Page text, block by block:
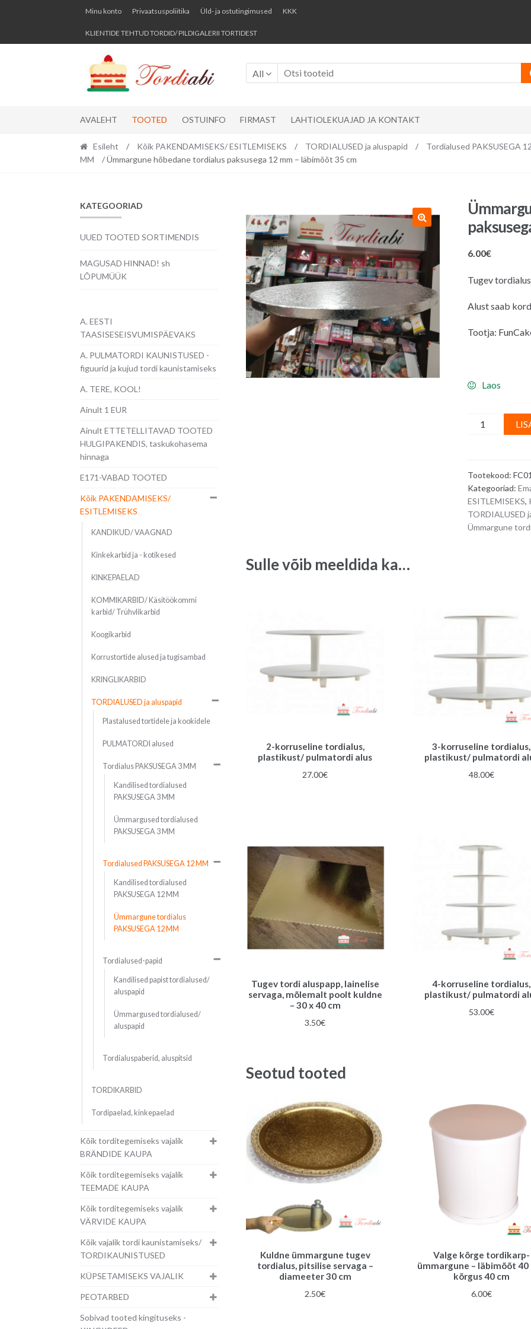
Skip
navigation
Skip
content
Minu konto Privaatsuspoliitika Üld- ja ostutingimused KKK
KLIENTIDE TEHTUD TORDID/ PILDIGALERII TORTIDEST
All
AVALEHT TOOTED OSTUINFO FIRMAST LAHTIOLEKUAJAD JA KONTAKT
Esileht / Kõik PAKENDAMISEKS/ ESITLEMISEKS / TORDIALUSED ja aluspapid /
Tordialused PAKSUSEGA
MM
/ Ümmargune hõbedane tordialus paksusega 12 mm – läbimõõt 35 cm
6.00€
Tugev
Alust saab
Tootja:
Laos
Ümmargune
hõbedane
12
mm
-
läbimõõt
Tootekood:
Kategooriad:
ESITLEMISEKS,
TORDIALUSED
Ümmargune
Sulle võib meeldida ka…
2-korruseline tordialus,
plastikust/ pulmatordi alus
27.00€
3-korruseline tordialus,
plastikust/ pulmatordi
48.00€
Tugev tordi aluspapp, lainelise
servaga, mõlemalt poolt kuldne
– 30 x 40 cm
3.50€
4-korruseline tordialus,
plastikust/ pulmatordi
53.00€
Seotud tooted
Kuldne ümmargune tugev
tordialus, pitsilise servaga –
diameeter 30 cm
2.50€
Valge kõrge tordikarp-
ümmargune – läbimõõt 40
kõrgus 40 cm
6.00€
KATEGOORIAD
UUED TOOTED SORTIMENDIS
MAGUSAD HINNAD! sh
LÕPUMÜÜK
A. EESTI
TAASISESEISVUMISPÄEVAKS
A. PULMATORDI KAUNISTUSED -
figuurid ja kujud tordi kaunistamiseks
A. TERE, KOOL!
Ainult 1 EUR
Ainult ETTETELLITAVAD TOOTED
HULGIPAKENDIS, taskukohasema
hinnaga
E171-VABAD TOOTED
Kõik PAKENDAMISEKS/
ESITLEMISEKS
KANDIKUD/ VAAGNAD
Kinkekarbid ja - kotikesed
KINKEPAELAD
KOMMIKARBID/ Käsitöökommi
karbid/ Trühvlikarbid
Koogikarbid
Korrustortide alused ja tugisambad
KRINGLIKARBID
TORDIALUSED ja aluspapid
Plastalused tortidele ja kookidele
PULMATORDI alused
Tordialus PAKSUSEGA 3 MM
Kandilised tordialused
PAKSUSEGA 3 MM
Ümmargused tordialused
PAKSUSEGA 3 MM
Tordialused PAKSUSEGA 12 MM
Kandilised tordialused
PAKSUSEGA 12 MM
Ümmargune tordialus
PAKSUSEGA 12 MM
Tordialused-papid
Kandilised papist tordialused/
aluspapid
Ümmargused tordialused/
aluspapid
Tordialuspaberid, aluspitsid
TORDIKARBID
Tordipaelad, kinkepaelad
Kõik torditegemiseks vajalik
BRÄNDIDE KAUPA
Kõik torditegemiseks vajalik
TEEMADE KAUPA
Kõik torditegemiseks vajalik
VÄRVIDE KAUPA
Kõik vajalik tordi kaunistamiseks/
TORDIKAUNISTUSED
KÜPSETAMISEKS VAJALIK
PEOTARBED
Sobivad tooted kingituseks -